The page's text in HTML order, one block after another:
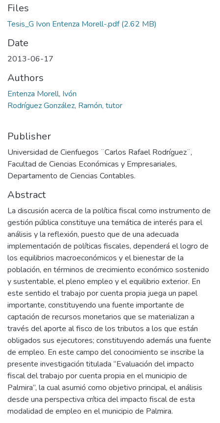
Files
Tesis_G Ivon Entenza Morell-.pdf(2.62 MB)
Date
2013-06-17
Authors
Entenza Morell, Ivón
Rodríguez González, Ramón, tutor
Publisher
Universidad de Cienfuegos ¨Carlos Rafael Rodríguez¨,
Facultad de Ciencias Económicas y Empresariales,
Departamento de Ciencias Contables.
Abstract
La discusión acerca de la política fiscal como instrumento de
gestión pública constituye una temática de interés para el
análisis y la reflexión, puesto que de una adecuada
implementación de políticas fiscales, dependerá el logro de
los equilibrios macroeconómicos y el bienestar de la
población, en términos de crecimiento económico sostenido
y sustentable, el pleno empleo y el equilibrio exterior. En
este sentido el trabajo por cuenta propia juega un papel
importante, constituyendo una fuente importante de
captación de recursos monetarios que se materializan a
través del aporte al fisco de los tributos a los que están
obligados sus ejecutores; constituyendo además una fuente
de empleo. En este campo del conocimiento se inscribe la
presente investigación titulada “Evaluación del impacto
fiscal del trabajo por cuenta propia en el municipio de
Palmira”, la cual asumió como objetivo principal, el análisis
desde una perspectiva crítica del impacto fiscal de esta
modalidad de empleo en el municipio de Palmira.